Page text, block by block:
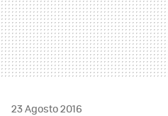
23 Agosto 2016